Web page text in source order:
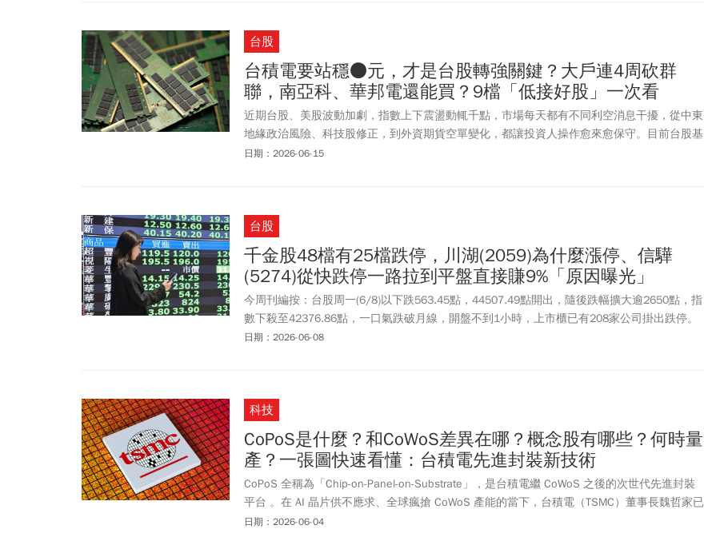
台股
台積電要站穩●元，才是台股轉強關鍵？大戶連4周砍群
聯，南亞科、華邦電還能買？9檔「低接好股」一次看
近期台股、美股波動加劇，指數上下震盪動輒千點，市場每天都有不同利空消息干擾，從中東
地緣政治風險、科技股修正，到外資期貨空單變化，都讓投資人操作愈來愈保守。目前台股基
本面仍有支撐，但短線消息面與籌碼面波動仍大。投資人與其每天猜測指數漲跌，不如盯緊三
日期：2026-06-15
台股
千金股48檔有25檔跌停，川湖(2059)為什麼漲停、信驊
(5274)從快跌停一路拉到平盤直接賺9%「原因曝光」
今周刊編按：台股周一(6/8)以下跌563.45點，44507.49點開出，隨後跌幅擴大逾2650點，指
數下殺至42376.86點，一口氣跌破月線，開盤不到1小時，上市櫃已有208家公司掛出跌停。
千金股也慘兮兮，48檔一度有25檔亮燈跌停，包括「股后」穎崴(6515)、光聖(6442)、台燿
好奇，主要是受惠5 月營收開出超狂數字，營收首度站上3字頭，來到37.91億元創新高，年增
172%，累前5月營收達118.4億元，年增78.4%。另外，法人預估川湖2026年營收將大增60%
至280億元、稅後EPS飆至167.93元，2027年可望大賺超過兩個股本、EPS上看213.91元，營
運成長軌道極具想像空間，本土投顧最新報告維持「買進」評等、喊出目標價7500元。至於
股王信驊從快跌停一路拉到快平盤，勇敢買進的直接大賺近9%，也是因為信驊5月營收持續創
新高，法人預期信驊第2季營運目標應可順利達到34億至36億元刷新歷史紀錄，季增8%至
14%。
日期：2026-06-08
科技
CoPoS是什麼？和CoWoS差異在哪？概念股有哪些？何時量
產？一張圖快速看懂：台積電先進封裝新技術
CoPoS 全稱為「Chip-on-Panel-on-Substrate」，是台積電繼 CoWoS 之後的次世代先進封裝
平台 。在 AI 晶片供不應求、全球瘋搶 CoWoS 產能的當下，台積電（TSMC）董事長魏哲家已
在法說會證實，正全力研發下一代技術：CoPoS 。這項被下達封口令的「最高機密」，被視
日期：2026-06-04